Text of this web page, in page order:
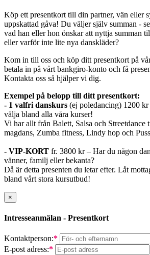
Köp ett presentkort till din partner, vän eller
uppskattad gåva! Du väljer själv summan -
vad han eller hon önskar att nyttja summan
eller varför inte lite nya danskläder?
Kom in till oss och köp ditt presentkort på
betala in på vårt bankgiro-konto och få
Kontakta oss så hjälper vi dig.
Exempel på belopp till ditt presentkort:
- 1 valfri danskurs (ej poledancing) 1200
välja bland alla våra kurser!
Vi har allt från Balett, Salsa och Streetdance
magdans, Zumba fitness, Lindy hop och
- VIP-KORT fr. 3800 kr – Har du någon
vänner, familj eller bekanta?
Då är detta presenten du letar efter. Låt
bland vårt stora kursutbud!
×
Intresseanmälan - Presentkort
Kontaktperson:*
E-post adress:*